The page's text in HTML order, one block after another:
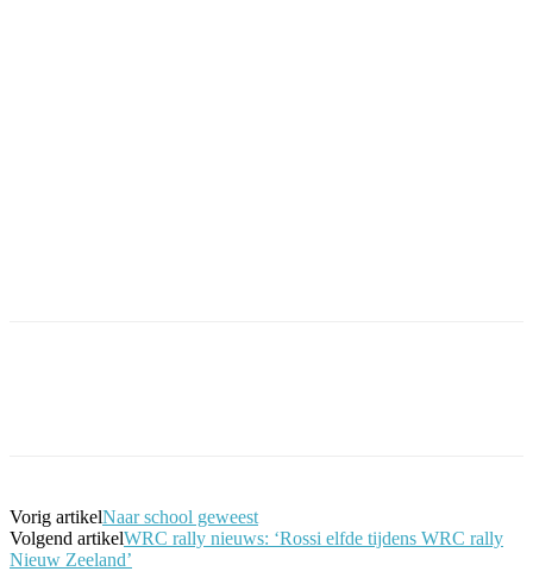
Vorig artikelNaar school geweest
Volgend artikelWRC rally nieuws: ‘Rossi elfde tijdens WRC rally
Nieuw Zeeland’